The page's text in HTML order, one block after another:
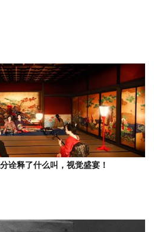
诠释了什么叫，视觉盛宴！